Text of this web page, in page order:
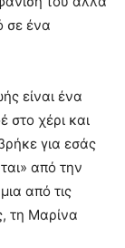
σε ένα
είναι ένα
χέρι και
για εσάς
από την
από τις
τη Μαρίνα